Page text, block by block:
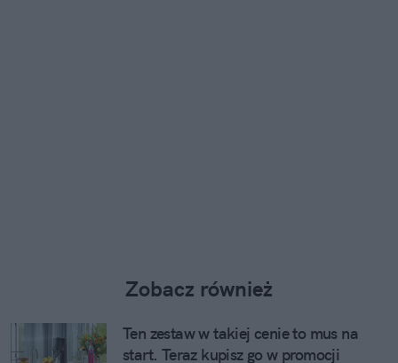
Zobacz również
Ten zestaw w takiej cenie to mus na
start. Teraz kupisz go w promocji